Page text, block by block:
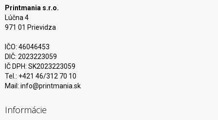
Printmania s.r.o.
Lúčna 4
971 01 Prievidza
IČO: 46046453
DIČ: 2023223059
IČ DPH: SK2023223059
Tel.: +421 46/312 70 10
Mail: info@printmania.sk
Informácie